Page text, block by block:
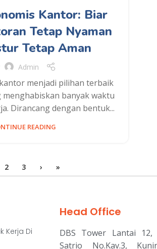
Kantor: Biar
Tetap Nyaman
Tetap Aman
Admin
menjadi pilihan terbaik
banyak waktu
Dirancang dengan bentuk...
READING
2 3 › »
Kerja Di
Head Office
DBS Tower Lantai 12,
Satrio No.Kav.3,